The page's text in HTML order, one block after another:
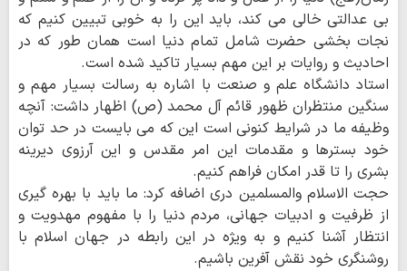
بی عدالتی خالی می کند، باید این را به خوبی تبیین کنیم که
نجات بخشی حضرت شامل تمام دنیا است همان طور که در
احادیث و روایات بر این مهم بسیار تاکید شده است.
استاد دانشگاه علم و صنعت با اشاره به رسالت بسیار مهم و
سنگین منتظران ظهور قائم آل محمد (ص) اظهار داشت: آنچه
وظیفه ما در شرایط کنونی است این که می بایست در حد توان
خود بسترها و مقدمات این امر مقدس و این آرزوی دیرینه
بشری را تا قدر امکان فراهم کنیم.
حجت الاسلام والمسلمین دری اضافه کرد: ما باید با بهره گیری
از ظرفیت و ادبیات جهانی، مردم دنیا را با مفهوم مهدویت و
انتظار آشنا کنیم و به ویژه در این رابطه در جهان اسلام با
روشنگری خود نقش آفرین باشیم.